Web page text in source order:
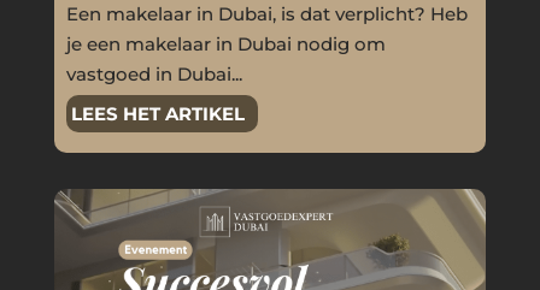
Een makelaar in Dubai, is dat verplicht? Heb
je een makelaar in Dubai nodig om
vastgoed in Dubai...
LEES HET ARTIKEL